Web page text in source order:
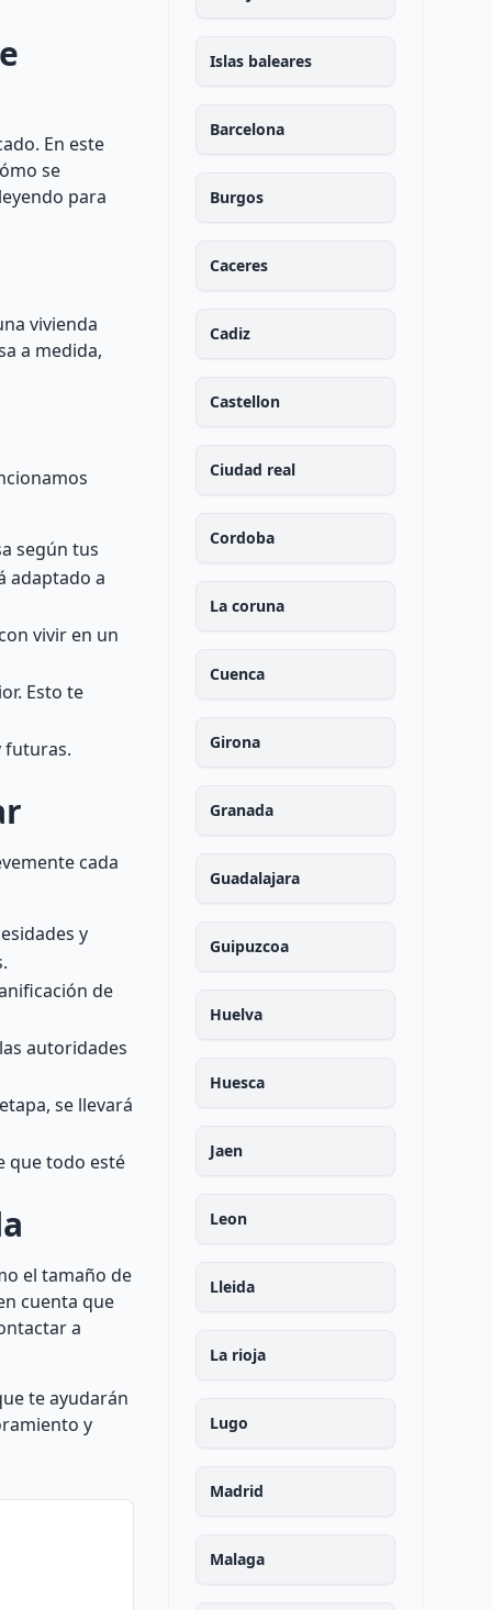
En este
se
para
vivienda
a medida,
según tus
adaptado a
vivir en un
Esto te
futuras.
cada
y
de
autoridades
se llevará
que todo esté
el tamaño de
cuenta que
a
te ayudarán
y
Islas baleares
Barcelona
Burgos
Caceres
Cadiz
Castellon
Ciudad real
Cordoba
La coruna
Cuenca
Girona
Granada
Guadalajara
Guipuzcoa
Huelva
Huesca
Jaen
Leon
Lleida
La rioja
Lugo
Madrid
Malaga